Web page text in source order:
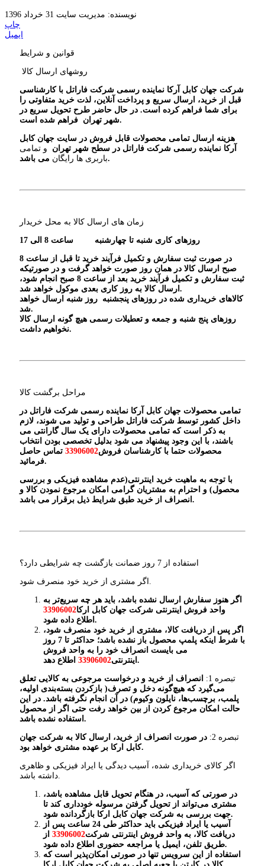
نویسنده: مدیریت سایت 31 خرداد 1396
چاپ
ایمیل
قوانین و شرایط
روشهای ارسال کالا
شرکت جهان کابل آرکا نماینده رسمی شرکت فاراتل با کارشناسی
قبل از خرید، ارسال سریع‌ و پرداخت آنلاین، لذت خرید متفاوتی را
برای شما فراهم کرده است. در حال حاضر طرح تحویل سریع در
شهر تهران فراهم شده است .
هزینه ارسال تمامی محصولات قابل فروش در سایت جهان کابل
آرکا نماینده رسمی شرکت فاراتل در سطح شهر تهران
و تمامی
باربری ها رایگان می باشد .
زمان های ارسال کالا به محل خریدار
روزهای کاری شنبه تا چهارشنبه ساعت 8 الی 17
در صورت ثبت سفارش و تکمیل فرآیند خرید تا قبل از ساعت 8
صبح ارسال کالا در همان روز صورت خواهد گرفت و در صورتیکه
ثبت سفارش و تکمیل فرآیند خرید بعد از ساعت 8 صبح انجام شود،
ارسال کالا به روز کاری بعدی موکول خواهد شد.
کالاهای خریداری شده در روزهای پنجشنبه روز شنبه ارسال خواهد
شد.
روزهای پنج شنبه و جمعه و تعطیلات رسمی هیچ گونه ارسال کالا
نخواهیم داشت.
مراحل برگشت کالا
تمامی محصولات جهان کابل آرکا نماینده رسمی شرکت فاراتل در
داخل کشور توسط شرکت فاراتل طراحی و تولید می شوند، لازم
به ذکر است که تمامی محصولات دارای یک سال گارانتی می
باشند، با این وجود پیشنهاد می شود بدلیل تخصصی بودن انتخاب
محصولات حتما با کارشناسان فروش33906002 تماس حاصل
فرمائید.
با توجه به ماهیت خرید اینترنتی(عدم مشاهده فیزیکی و بررسی
محصول) و احترام به مشتریان گرامی امکان مرجوع نمودن کالا و
انصراف از خرید طبق شرایط ذیل برقرار می باشد .
استفاده از 7 روز ضمانت بازگشت چه شرایطی دارد؟
اگر هنوز سفارش ارسال نشده باشد، باید هر چه سریع‏‌تر به
واحد فروش اینترنتی شرکت جهان کابل ارکا33906002
اطلاع داده شود .
اگر پس از دریافت کالا، مشتری از خرید خود منصرف شود،
با شرط اینکه پلمپ محصول باز نشده باشد؛ حداکثر تا 7 روز
می بایست انصراف خود را به واحد فروش
اینترنتی33906002 اطلاع دهد .
تبصره 1:
انصراف از خرید و درخواست مرجوعی به کالایی تعلق
می‌گیرد که هیچ‌گونه دخل و تصرف( بازکردن بسته‌بندی اولیه،
پلمب، برچسب‌ها، نایلون وکیوم) در آن انجام نگرفته باشد. در این
حالت امکان مرجوع کردن از بین خواهد رفت حتی اگر از محصول
استفاده نشده باشد .
تبصره 2:
در صورت انصراف از خرید، ارسال کالا به شرکت جهان
کابل ارکا بر عهده مشتری خواهد بود.
اگر کالای خریداری شده، آسیب دیدگی یا ایراد فیزیکی و ظاهری
در صورتی که آسیب‏‌، در هنگام تحویل قابل مشاهده باشد،
مشتری می‏‌تواند از تحویل گرفتن مرسوله خودداری کند تا
جهت بررسی به شرکت جهان کابل ارکا بازگردانده شود.
آسیب‏‏ یا ایراد فیزیکی باید حداکثر طی 24 ساعت پس از
دریافت کالا، به واحد فروش اینترنتی شرکت33906002 از
طریق تلفن، ایمیل یا مراجعه حضوری اطلاع داده شود.
استفاده از این سرویس تنها در صورتی امکان‌پذیر است که